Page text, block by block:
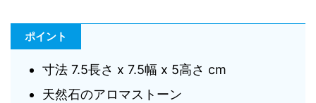
ポイント
寸法 7.5長さ x 7.5幅 x 5高さ cm
天然石のアロマストーン